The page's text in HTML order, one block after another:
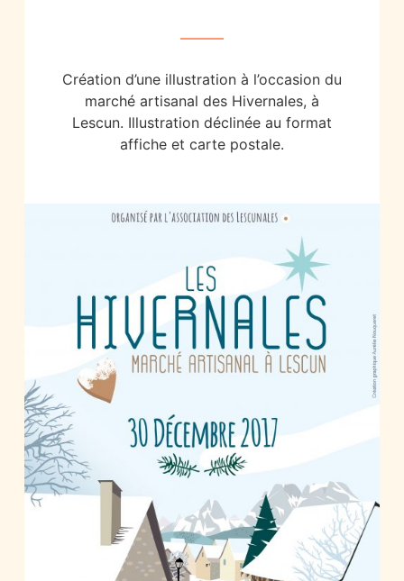
Création d’une illustration à l’occasion du
marché artisanal des Hivernales, à
Lescun. Illustration déclinée au format
affiche et carte postale.